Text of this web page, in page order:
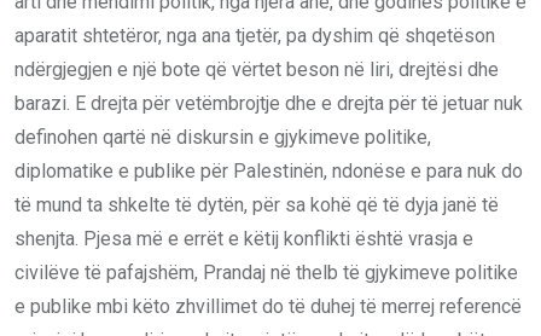
aparatit shtetëror, nga ana tjetër, pa dyshim që shqetëson
ndërgjegjen e një bote që vërtet beson në liri, drejtësi dhe
barazi. E drejta për vetëmbrojtje dhe e drejta për të jetuar nuk
definohen qartë në diskursin e gjykimeve politike,
diplomatike e publike për Palestinën, ndonëse e para nuk do
të mund ta shkelte të dytën, për sa kohë që të dyja janë të
shenjta. Pjesa më e errët e këtij konflikti është vrasja e
civilëve të pafajshëm, Prandaj në thelb të gjykimeve politike
e publike mbi këto zhvillimet do të duhej të merrej referencë